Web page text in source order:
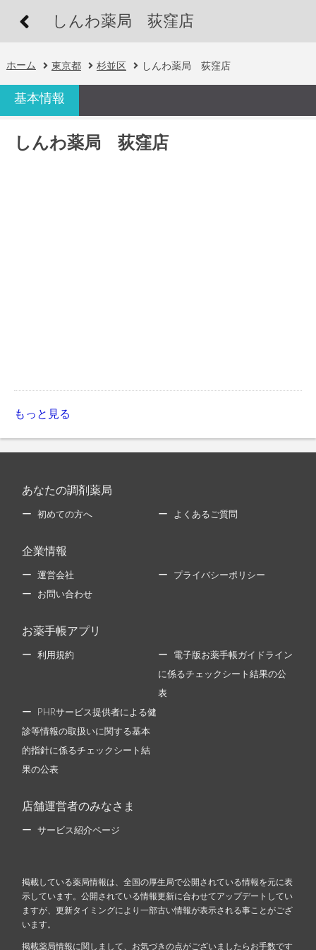
しんわ薬局 荻窪店
ホーム 東京都 杉並区 しんわ薬局 荻窪店
基本情報
しんわ薬局 荻窪店
もっと見る
あなたの調剤薬局
初めての方へ よくあるご質問
企業情報
運営会社 プライバシーポリシー
お問い合わせ
お薬手帳アプリ
利用規約 電子版お薬手帳ガイドライン
に係るチェックシート結果の公
表
PHRサービス提供者による健
診等情報の取扱いに関する基本
的指針に係るチェックシート結
果の公表
店舗運営者のみなさま
サービス紹介ページ
掲載している薬局情報は、全国の厚生局で公開されている情報を元に表
示しています。公開されている情報更新に合わせてアップデートしてい
ますが、更新タイミングにより一部古い情報が表示される事ことがござ
います。
掲載薬局情報に関しまして、お気づきの点がございましたらお手数です